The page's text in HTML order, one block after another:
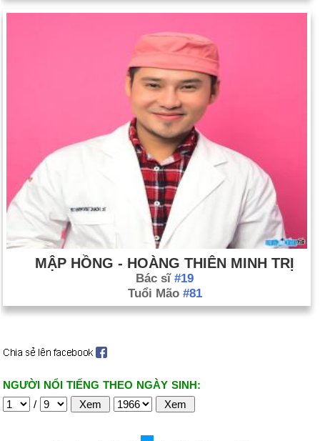
MẬP HỒNG - HOÀNG THIÊN MINH TRỊ
Bác sĩ #19
Tuổi Mão #81
NGƯỜI NỔI TIẾNG THEO NGÀY SINH:
/